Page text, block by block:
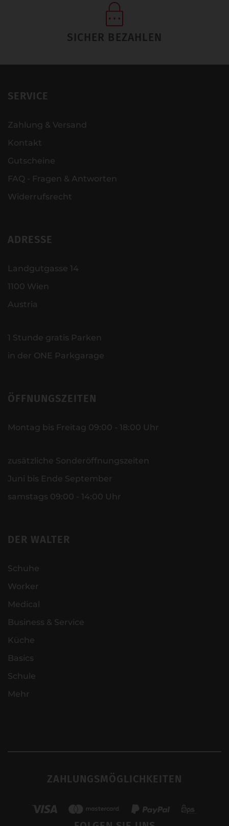
SICHER BEZAHLEN
SERVICE
Zahlung & Versand
Kontakt
Gutscheine
FAQ - Fragen & Antworten
Widerrufsrecht
ADRESSE
Landgutgasse 14
1100 Wien
Austria
1 Stunde gratis Parken
in der ONE Parkgarage
ÖFFNUNGSZEITEN
Montag bis Freitag 09:00 - 18:00 Uhr
zusätzliche Sonderöffnungszeiten
Juni bis Ende September
samstags 09:00 - 14:00 Uhr
DER WALTER
Schuhe
Worker
Medical
Business & Service
Küche
Basics
Schule
Mehr
ZAHLUNGSMÖGLICHKEITEN